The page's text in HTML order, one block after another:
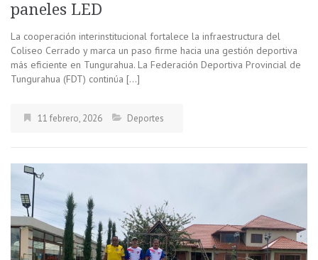
paneles LED
La cooperación interinstitucional fortalece la infraestructura del
Coliseo Cerrado y marca un paso firme hacia una gestión deportiva
más eficiente en Tungurahua. La Federación Deportiva Provincial de
Tungurahua (FDT) continúa […]
11 febrero, 2026 Deportes